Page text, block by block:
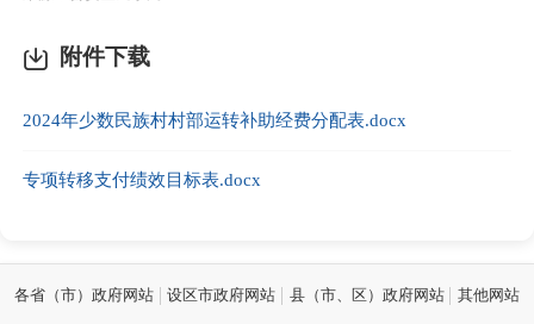
附件下载
2024年少数民族村村部运转补助经费分配表.docx
专项转移支付绩效目标表.docx
各省（市）政府网站 设区市政府网站 县（市、区）政府网站 其他网站